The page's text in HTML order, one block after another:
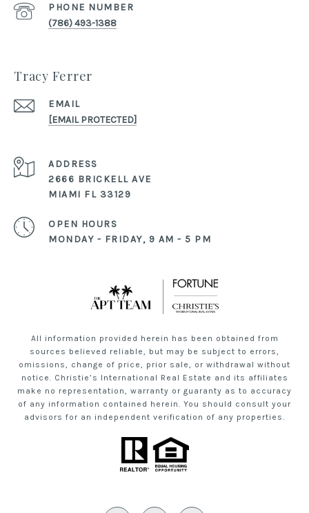
PHONE NUMBER
(786) 493-1388
Tracy Ferrer
EMAIL
[EMAIL PROTECTED]
ADDRESS
2666 BRICKELL AVE
MIAMI FL 33129
OPEN HOURS
MONDAY - FRIDAY, 9 AM - 5 PM
All information provided herein has been obtained from
sources believed reliable, but may be subject to errors,
omissions, change of price, prior sale, or withdrawal without
notice. Christie’s International Real Estate and its affiliates
make no representation, warranty or guaranty as to accuracy
of any information contained herein. You should consult your
advisors for an independent verification of any properties.